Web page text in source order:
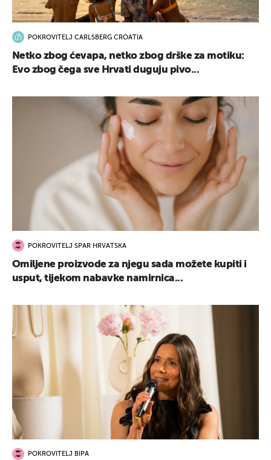
POKROVITELJ CARLSBERG CROATIA
Netko zbog ćevapa, netko zbog drške za motiku:
Evo zbog čega sve Hrvati duguju pivo...
POKROVITELJ SPAR HRVATSKA
Omiljene proizvode za njegu sada možete kupiti i
usput, tijekom nabavke namirnica...
POKROVITELJ BIPA